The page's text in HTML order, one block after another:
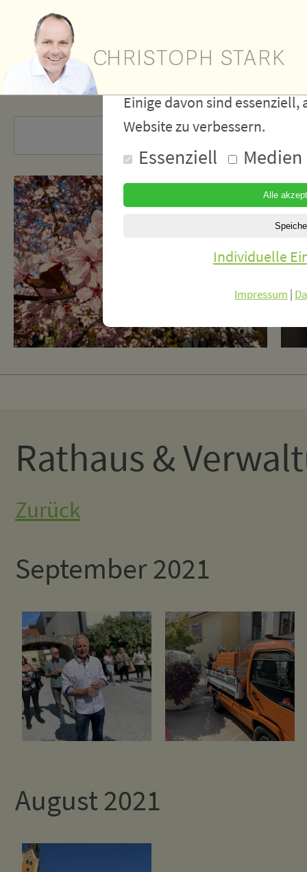
Rathaus &
Zurück
September 2021
August 2021
Wir
Cookies
Einige davon sind
Website zu verbessern.
Essenziell Medien
Individuelle
Impressum |